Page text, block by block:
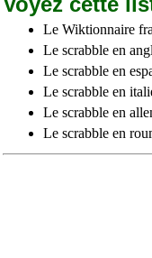
Le Wiktionnaire
Le scrabble en
Le scrabble en
Le scrabble en
Le scrabble en
Le scrabble en